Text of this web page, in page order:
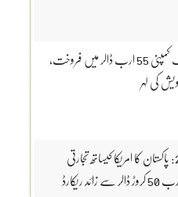
مشہور گیمنگ کمپنی 55 ارب ڈالر میں فروخت،
کی لہر
26-2025: پاکستان کا امریکا کیساتھ تجارتی